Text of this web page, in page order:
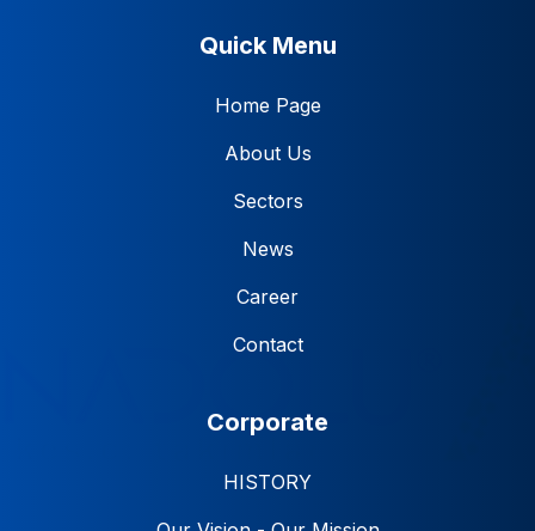
Quick Menu
Home Page
About Us
Sectors
News
Career
Contact
Corporate
HISTORY